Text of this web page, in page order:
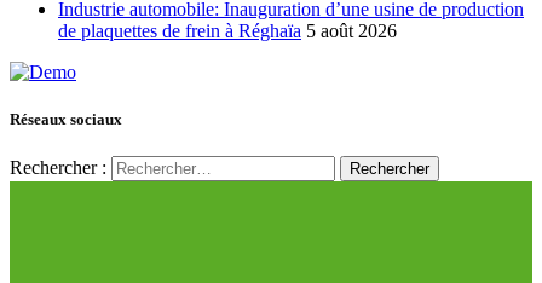
Industrie automobile: Inauguration d’une usine de production
de plaquettes de frein à Réghaïa 5 août 2026
Réseaux sociaux
Rechercher :